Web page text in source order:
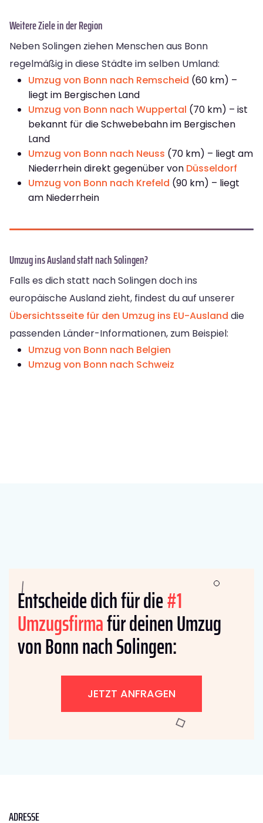
Weitere Ziele in der Region
Neben Solingen ziehen Menschen aus Bonn
regelmäßig in diese Städte im selben Umland:
Umzug von Bonn nach Remscheid (60 km) –
liegt im Bergischen Land
Umzug von Bonn nach Wuppertal (70 km) – ist
bekannt für die Schwebebahn im Bergischen
Land
Umzug von Bonn nach Neuss (70 km) – liegt am
Niederrhein direkt gegenüber von Düsseldorf
Umzug von Bonn nach Krefeld (90 km) – liegt
am Niederrhein
Umzug ins Ausland statt nach Solingen?
Falls es dich statt nach Solingen doch ins
europäische Ausland zieht, findest du auf unserer
Übersichtsseite für den Umzug ins EU-Ausland die
passenden Länder-Informationen, zum Beispiel:
Umzug von Bonn nach Belgien
Umzug von Bonn nach Schweiz
Entscheide dich für die#1
Umzugsfirmafür deinen Umzug
von Bonn nach Solingen:
JETZT ANFRAGEN
ADRESSE